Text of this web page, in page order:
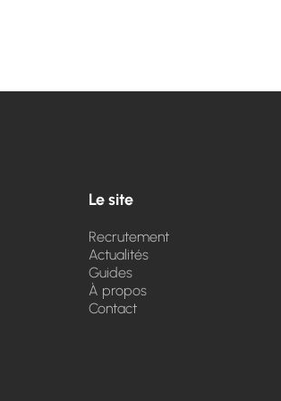
Le site
Recrutement
Actualités
Guides
À propos
Contact